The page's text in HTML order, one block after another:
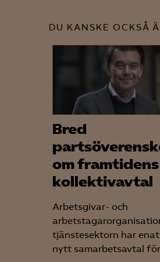
DU KANSKE OCKSÅ
Bred
om framtidens
kollektivavtal
Arbetsgivar- och
tjänstesektorn har
nytt samarbetsavtal